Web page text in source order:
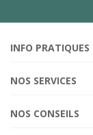
INFO PRATIQUES
NOS SERVICES
NOS CONSEILS